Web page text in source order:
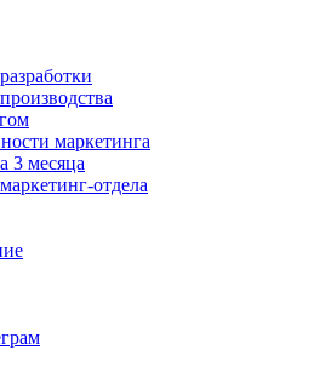
маркетинга
3 месяца
отдела